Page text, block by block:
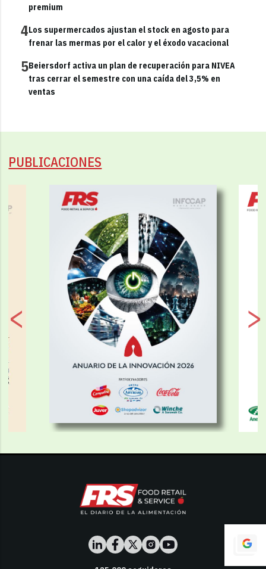
premium
4Los supermercados ajustan el stock en agosto para
frenar las mermas por el calor y el éxodo vacacional
5Beiersdorf activa un plan de recuperación para NIVEA
tras cerrar el semestre con una caída del 3,5% en
ventas
PUBLICACIONES